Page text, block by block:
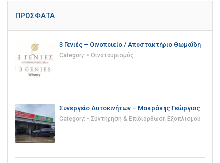
ΠΡΌΣΦΑΤΑ
3 Γενιές – Οινοποιείο / Αποστακτήριο Θωμαΐδη
Category: • Οινοτουρισμός
Συνεργείο Αυτοκινήτων – Μακράκης Γεώργιος
Category: • Συντήρηση & Επιδιόρθωση Εξοπλισμού